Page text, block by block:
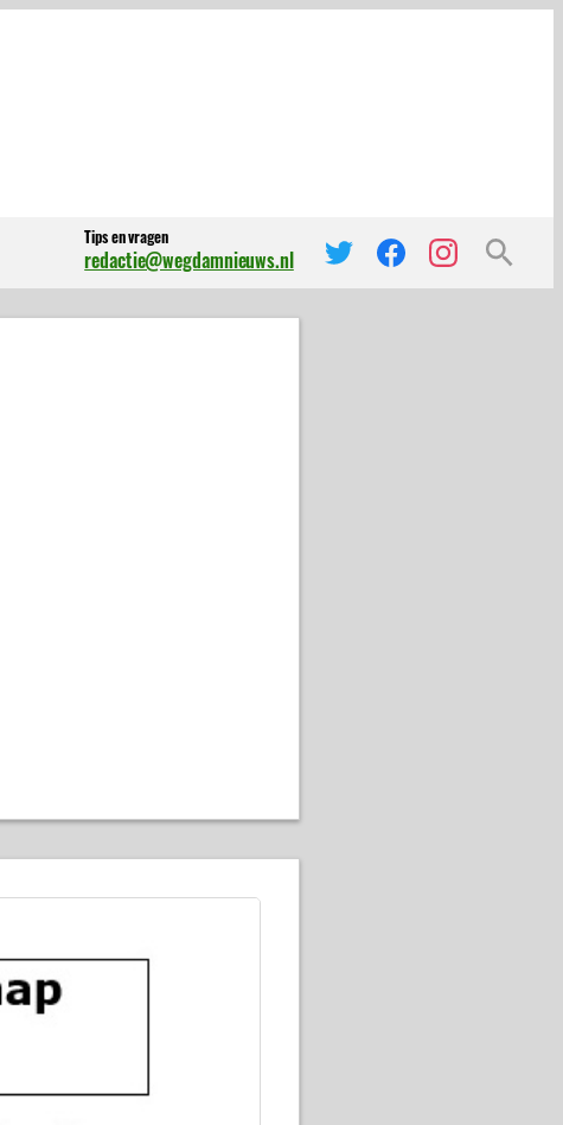
Tips en vragen
redactie@wegdamnieuws.nl